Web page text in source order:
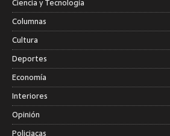
Ciencia y Tecnología
Columnas
Cultura
Deportes
Economía
Interiores
Opinión
Policiacas